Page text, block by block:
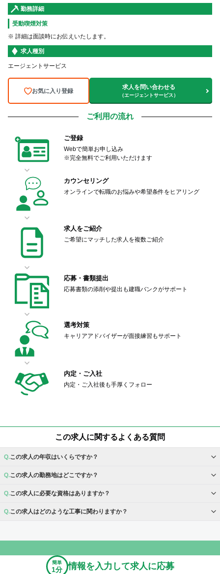
勤務詳細
受動喫煙対策
※ 詳細は面談時にお伝えいたします。
求人種別
エージェントサービス
お気に入り登録
求人を問い合わせる
（エージェントサービス）
ご利用の流れ
ご登録
Webで簡単お申し込み
※完全無料でご利用いただけます
カウンセリング
オンラインで転職のお悩みや希望条件をヒアリング
求人をご紹介
ご希望にマッチした求人を複数ご紹介
応募・書類提出
応募書類の添削や提出も建職バンクがサポート
選考対策
キャリアアドバイザーが面接練習もサポート
内定・ご入社
内定・ご入社後も手厚くフォロー
この求人に関するよくある質問
この求人の年収はいくらですか？
この求人の勤務地はどこですか？
この求人に必要な資格はありますか？
この求人はどのような工事に関わりますか？
簡単
1分 情報を入力して求人に応募